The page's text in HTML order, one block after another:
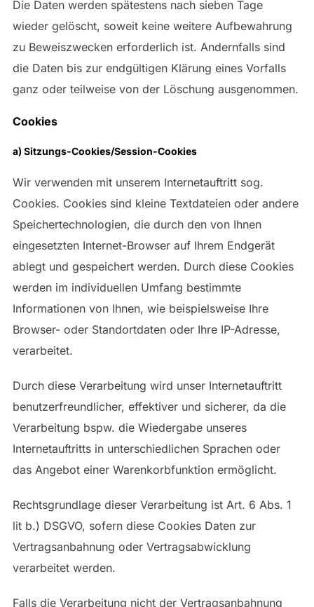
Die Daten werden spätestens nach sieben Tage
wieder gelöscht, soweit keine weitere Aufbewahrung
zu Beweiszwecken erforderlich ist. Andernfalls sind
die Daten bis zur endgültigen Klärung eines Vorfalls
ganz oder teilweise von der Löschung ausgenommen.
Cookies
a) Sitzungs-Cookies/Session-Cookies
Wir verwenden mit unserem Internetauftritt sog.
Cookies. Cookies sind kleine Textdateien oder andere
Speichertechnologien, die durch den von Ihnen
eingesetzten Internet-Browser auf Ihrem Endgerät
ablegt und gespeichert werden. Durch diese Cookies
werden im individuellen Umfang bestimmte
Informationen von Ihnen, wie beispielsweise Ihre
Browser- oder Standortdaten oder Ihre IP-Adresse,
verarbeitet.
Durch diese Verarbeitung wird unser Internetauftritt
benutzerfreundlicher, effektiver und sicherer, da die
Verarbeitung bspw. die Wiedergabe unseres
Internetauftritts in unterschiedlichen Sprachen oder
das Angebot einer Warenkorbfunktion ermöglicht.
Rechtsgrundlage dieser Verarbeitung ist Art. 6 Abs. 1
lit b.) DSGVO, sofern diese Cookies Daten zur
Vertragsanbahnung oder Vertragsabwicklung
verarbeitet werden.
Falls die Verarbeitung nicht der Vertragsanbahnung